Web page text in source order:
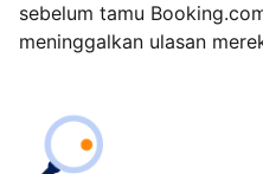
sebelum tamu
meninggalkan ulasan